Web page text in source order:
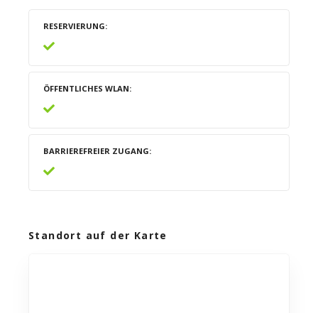
RESERVIERUNG
ÖFFENTLICHES WLAN
BARRIEREFREIER ZUGANG
Standort auf der Karte